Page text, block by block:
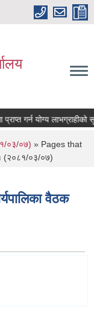
प्राप्‍त गर्न योग्य
०३/०७) » Pages that
(२०८१/०३/०७)
वैठक